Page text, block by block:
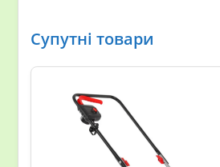
Супутні товари